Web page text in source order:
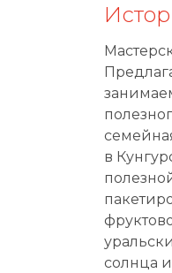
в
солнца и